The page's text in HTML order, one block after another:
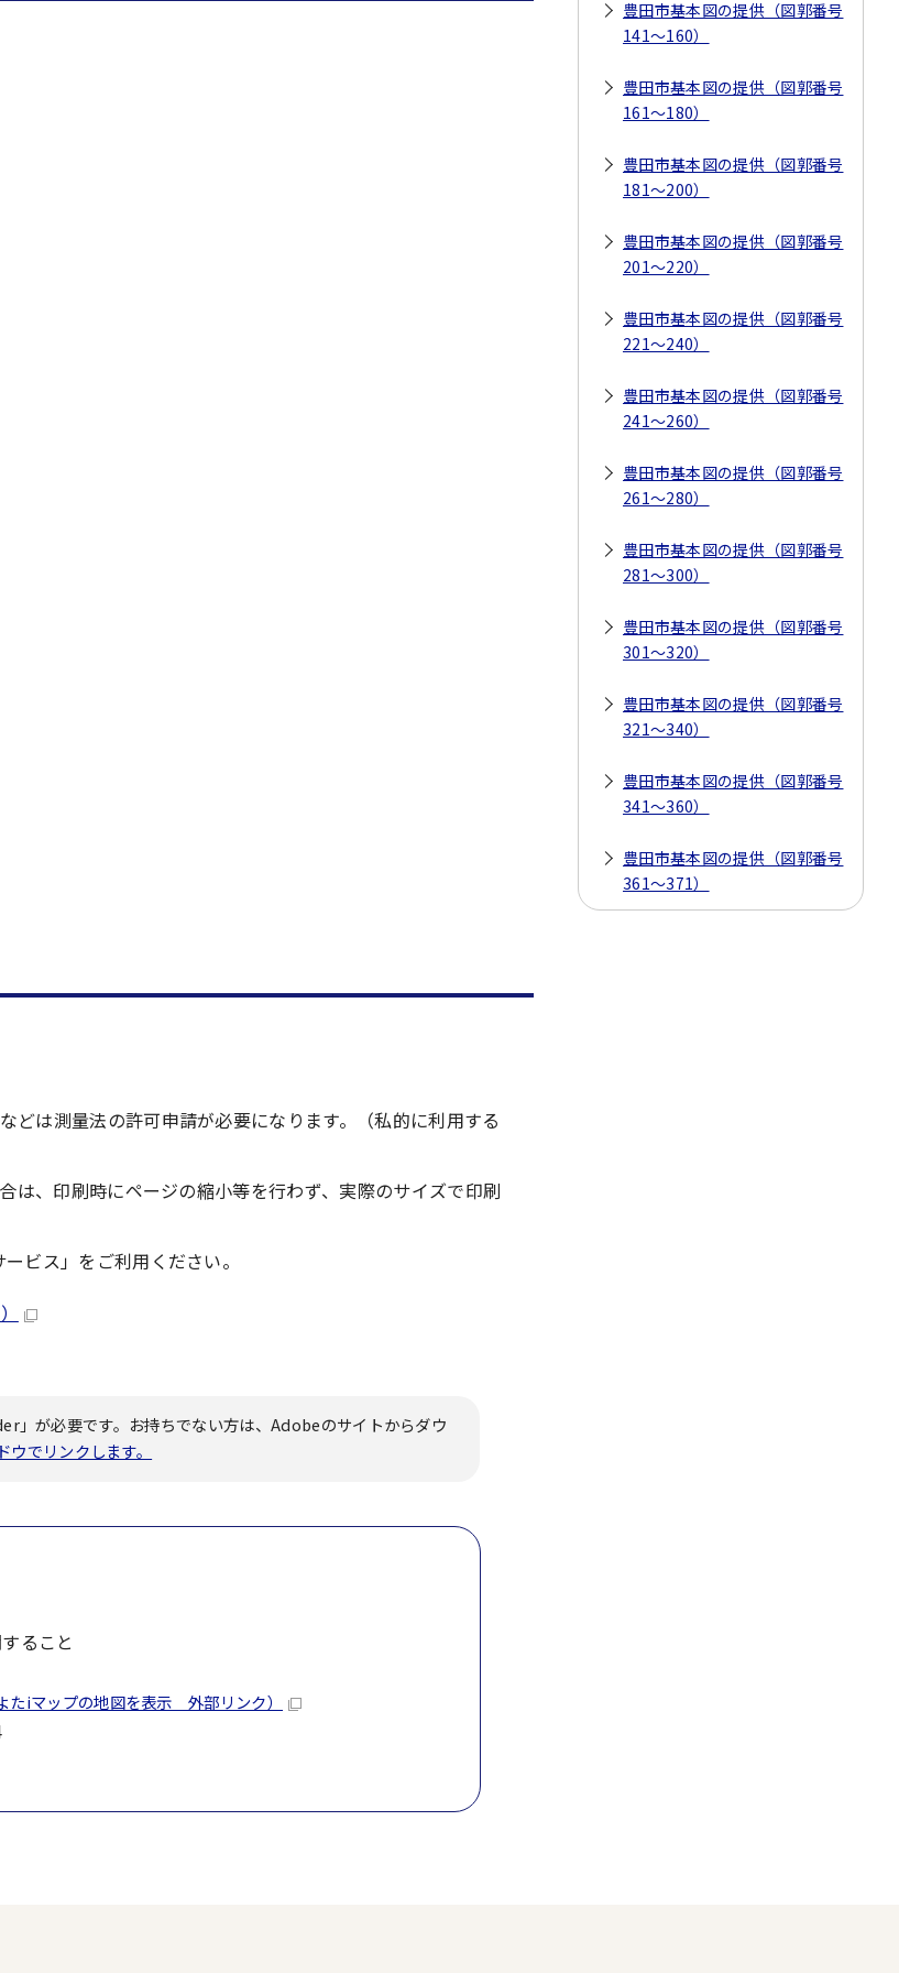
は測量法の許可申請が必要になります。（私的に利用する
は、印刷時にページの縮小等を行わず、実際のサイズで印刷
ビス」をご利用ください。
」が必要です。お持ちでない方は、Adobeのサイトからダウ
でリンクします。
ること
たiマップの地図を表示 外部リンク）
豊田市基本図の提供（図郭番号
141～160）
豊田市基本図の提供（図郭番号
161～180）
豊田市基本図の提供（図郭番号
181～200）
豊田市基本図の提供（図郭番号
201～220）
豊田市基本図の提供（図郭番号
221～240）
豊田市基本図の提供（図郭番号
241～260）
豊田市基本図の提供（図郭番号
261～280）
豊田市基本図の提供（図郭番号
281～300）
豊田市基本図の提供（図郭番号
301～320）
豊田市基本図の提供（図郭番号
321～340）
豊田市基本図の提供（図郭番号
341～360）
豊田市基本図の提供（図郭番号
361～371）